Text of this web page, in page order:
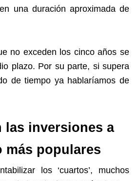
una duración aproximada de
no exceden los cinco años se
plazo. Por su parte, si supera
de tiempo ya hablaríamos de
las inversiones a
más populares
los ‘cuartos’, muchos